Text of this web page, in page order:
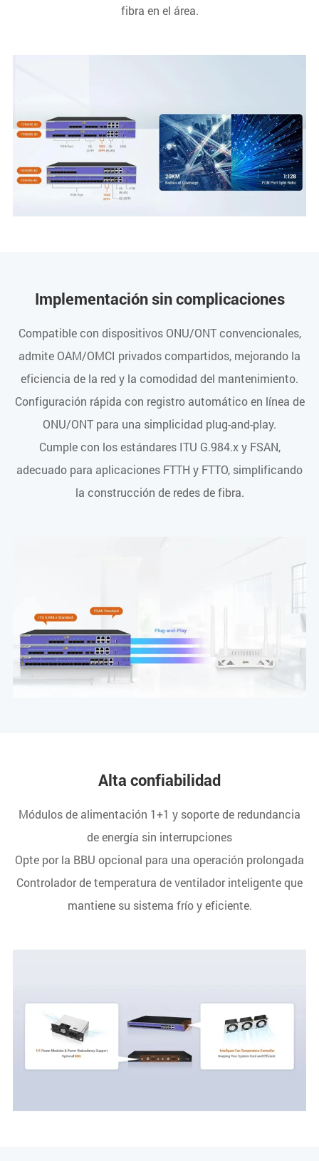
fibra en el área.
Implementación sin complicaciones
Compatible con dispositivos ONU/ONT convencionales,
admite OAM/OMCI privados compartidos, mejorando la
eficiencia de la red y la comodidad del mantenimiento.
Configuración rápida con registro automático en línea de
ONU/ONT para una simplicidad plug-and-play.
Cumple con los estándares ITU G.984.x y FSAN,
adecuado para aplicaciones FTTH y FTTO, simplificando
la construcción de redes de fibra.
Alta confiabilidad
Módulos de alimentación 1+1 y soporte de redundancia
de energía sin interrupciones
Opte por la BBU opcional para una operación prolongada
Controlador de temperatura de ventilador inteligente que
mantiene su sistema frío y eficiente.